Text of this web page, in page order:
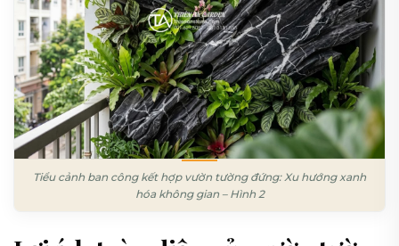
Tiểu cảnh ban công kết hợp vườn tường đứng: Xu hướng xanh
hóa không gian – Hình 2